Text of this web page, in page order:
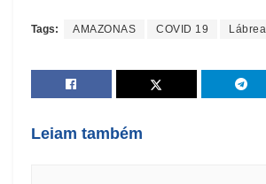
Tags: AMAZONAS COVID 19 Lábrea
Leiam também